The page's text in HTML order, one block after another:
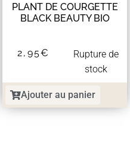
PLANT DE COURGETTE
BLACK BEAUTY BIO
2,95€
Rupture de
stock
Ajouter au panier